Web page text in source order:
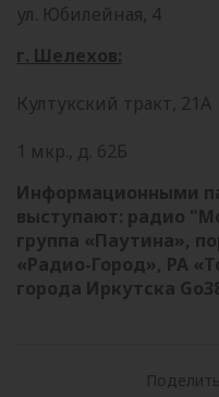
ул. Юбилейная, 4
г. Шелехов:
Култукский тракт, 21А
1 мкр., д. 62Б
Информационными
выступают: радио
группа «Паутина»,
«Радио-Город», РА
города Иркутска